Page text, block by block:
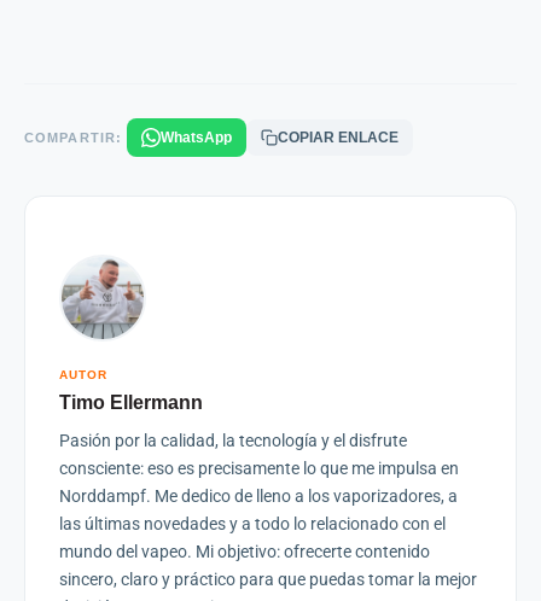
COMPARTIR: WhatsApp COPIAR ENLACE
AUTOR
Timo Ellermann
Pasión por la calidad, la tecnología y el disfrute
consciente: eso es precisamente lo que me impulsa en
Norddampf. Me dedico de lleno a los vaporizadores, a
las últimas novedades y a todo lo relacionado con el
mundo del vapeo. Mi objetivo: ofrecerte contenido
sincero, claro y práctico para que puedas tomar la mejor